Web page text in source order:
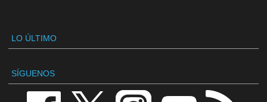
LO ÚLTIMO
SÍGUENOS